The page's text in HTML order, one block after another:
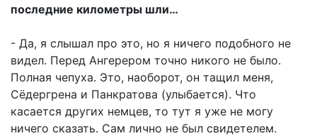
последние километры шли…
- Да, я слышал про это, но я ничего подобного не
видел. Перед Ангерером точно никого не было.
Полная чепуха. Это, наоборот, он тащил меня,
Сёдергрена и Панкратова (улыбается). Что
касается других немцев, то тут я уже не могу
ничего сказать. Сам лично не был свидетелем.